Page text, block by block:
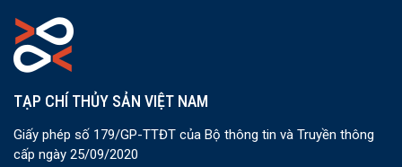
TẠP CHÍ THỦY SẢN VIỆT NAM
Giấy phép số 179/GP-TTĐT của Bộ thông tin và Truyền thông
cấp ngày 25/09/2020